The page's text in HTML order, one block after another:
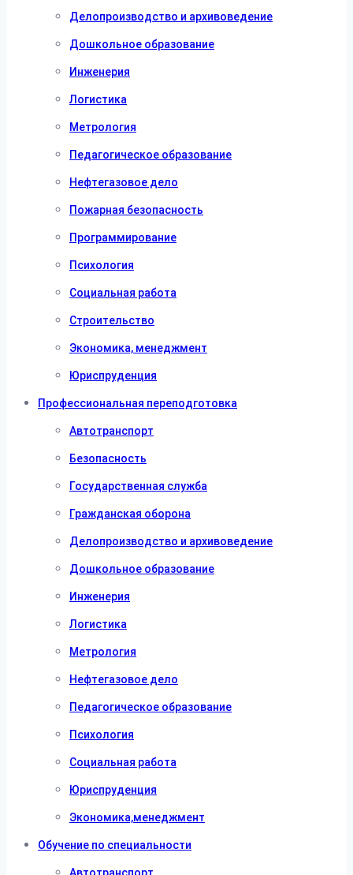
Делопроизводство и архивоведение
Дошкольное образование
Инженерия
Логистика
Метрология
Педагогическое образование
Нефтегазовое дело
Пожарная безопасность
Программирование
Психология
Социальная работа
Строительство
Экономика, менеджмент
Юриспруденция
Профессиональная переподготовка
Автотранспорт
Безопасность
Государственная служба
Гражданская оборона
Делопроизводство и архивоведение
Дошкольное образование
Инженерия
Логистика
Метрология
Нефтегазовое дело
Педагогическое образование
Психология
Социальная работа
Юриспруденция
Экономика,менеджмент
Обучение по специальности